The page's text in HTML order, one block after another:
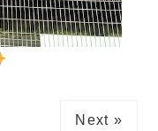
Next »